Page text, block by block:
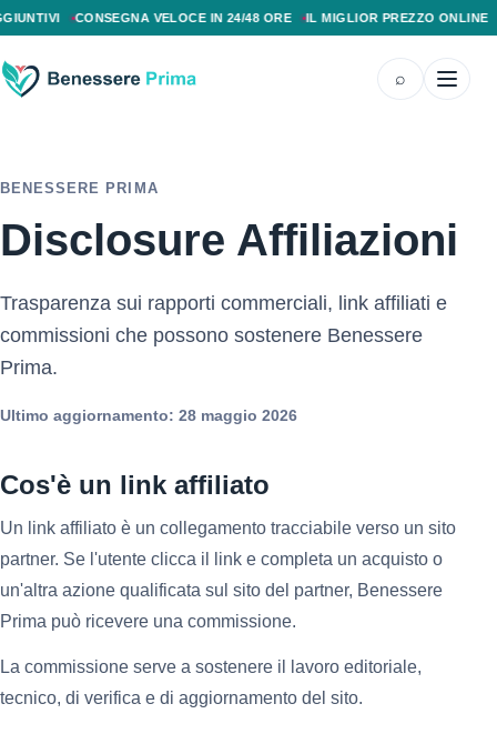
CONSEGNA VELOCE IN 24/48 ORE IL MIGLIOR PREZZO ONLINE
⌕
BENESSERE PRIMA
Disclosure Affiliazioni
Trasparenza sui rapporti commerciali, link affiliati e
commissioni che possono sostenere Benessere
Prima.
Ultimo aggiornamento: 28 maggio 2026
Cos'è un link affiliato
Un link affiliato è un collegamento tracciabile verso un sito
partner. Se l'utente clicca il link e completa un acquisto o
un'altra azione qualificata sul sito del partner, Benessere
Prima può ricevere una commissione.
La commissione serve a sostenere il lavoro editoriale,
tecnico, di verifica e di aggiornamento del sito.